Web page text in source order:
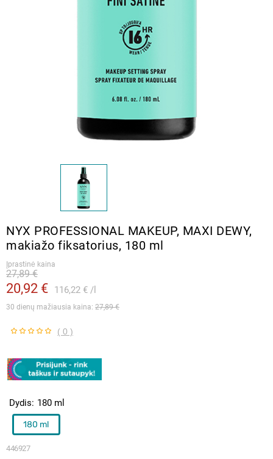
NYX PROFESSIONAL MAKEUP, MAXI DEWY,
makiažo fiksatorius, 180 ml
Įprastinė kaina
20,92 € 116,22 €
27,89 €
30 dienų mažiausia kaina: 27,89 €
( 0 )
446927
Dydis 180 ml
180 ml